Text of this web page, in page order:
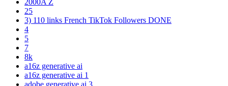
2000A Z
25
3) 110 links French TikTok Followers DONE
4
5
7
8k
a16z generative ai
a16z generative ai 1